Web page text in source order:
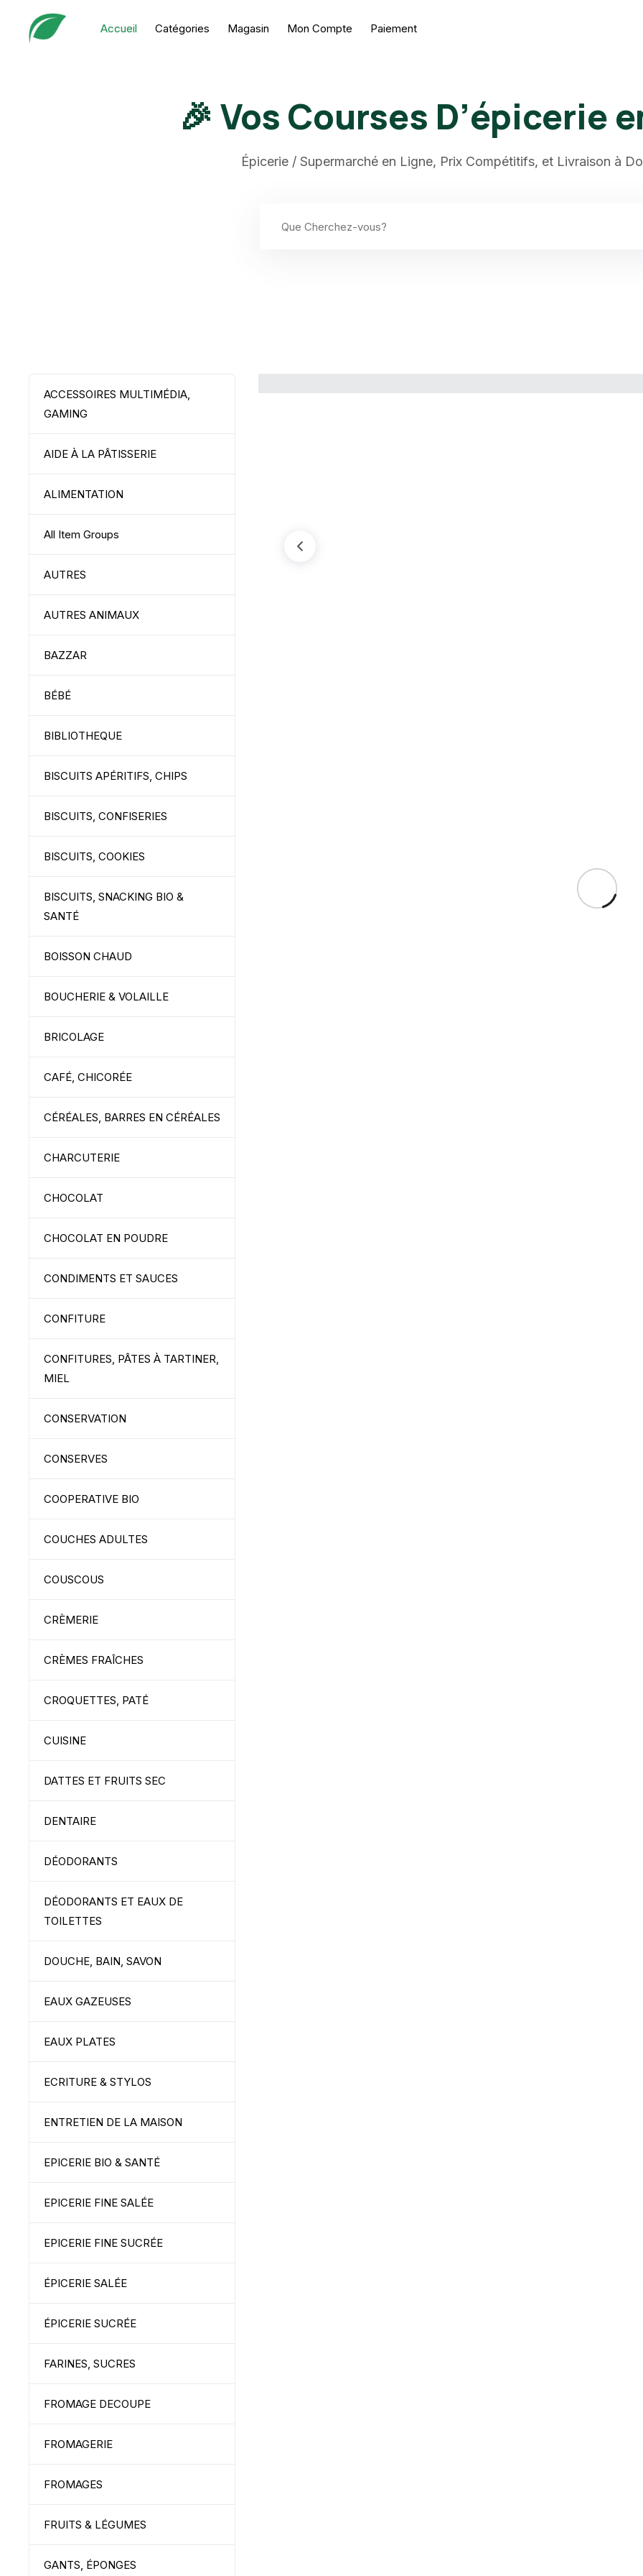
content
Accueil Catégories Magasin Mon Compte Paiement
🎉 Vos Courses D’épicerie
Épicerie / Supermarché en Ligne, Prix Compétitifs, et Livraison à
ACCESSOIRES MULTIMÉDIA,
GAMING
AIDE À LA PÂTISSERIE
ALIMENTATION
All Item Groups
AUTRES
AUTRES ANIMAUX
BAZZAR
BÉBÉ
BIBLIOTHEQUE
BISCUITS APÉRITIFS, CHIPS
BISCUITS, CONFISERIES
BISCUITS, COOKIES
BISCUITS, SNACKING BIO &
SANTÉ
BOISSON CHAUD
BOUCHERIE & VOLAILLE
BRICOLAGE
CAFÉ, CHICORÉE
CÉRÉALES, BARRES EN CÉRÉALES
CHARCUTERIE
CHOCOLAT
CHOCOLAT EN POUDRE
CONDIMENTS ET SAUCES
CONFITURE
CONFITURES, PÂTES À TARTINER,
MIEL
CONSERVATION
CONSERVES
COOPERATIVE BIO
COUCHES ADULTES
COUSCOUS
CRÈMERIE
CRÈMES FRAÎCHES
CROQUETTES, PATÉ
CUISINE
DATTES ET FRUITS SEC
DENTAIRE
DÉODORANTS
DÉODORANTS ET EAUX DE
TOILETTES
DOUCHE, BAIN, SAVON
EAUX GAZEUSES
EAUX PLATES
ECRITURE & STYLOS
ENTRETIEN DE LA MAISON
EPICERIE BIO & SANTÉ
EPICERIE FINE SALÉE
EPICERIE FINE SUCRÉE
ÉPICERIE SALÉE
ÉPICERIE SUCRÉE
FARINES, SUCRES
FROMAGE DECOUPE
FROMAGERIE
FROMAGES
FRUITS & LÉGUMES
GANTS, ÉPONGES